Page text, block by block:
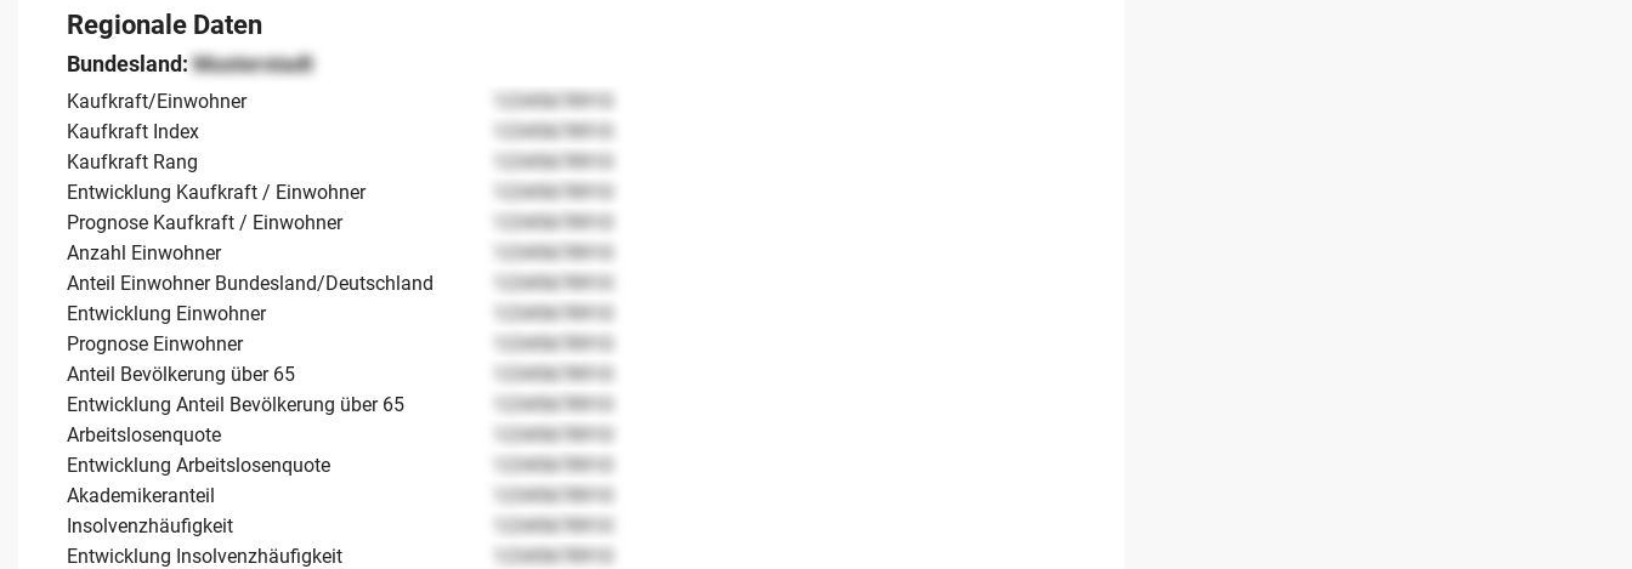
Regionale Daten
Bundesland:Musterstadt
Kaufkraft/Einwohner
12345678910
Kaufkraft Index
12345678910
Kaufkraft Rang
12345678910
Entwicklung Kaufkraft / Einwohner
12345678910
Prognose Kaufkraft / Einwohner
12345678910
Anzahl Einwohner
12345678910
Anteil Einwohner Bundesland/Deutschland
12345678910
Entwicklung Einwohner
12345678910
Prognose Einwohner
12345678910
Anteil Bevölkerung über 65
12345678910
Entwicklung Anteil Bevölkerung über 65
12345678910
Arbeitslosenquote
12345678910
Entwicklung Arbeitslosenquote
12345678910
Akademikeranteil
12345678910
Insolvenzhäufigkeit
12345678910
Entwicklung Insolvenzhäufigkeit
12345678910